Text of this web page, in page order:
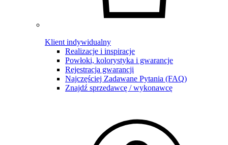
Klient indywidualny
Realizacje i inspiracje
Powłoki, kolorystyka i gwarancje
Rejestracja gwarancji
Najczęściej Zadawane Pytania (FAQ)
Znajdź sprzedawcę / wykonawcę